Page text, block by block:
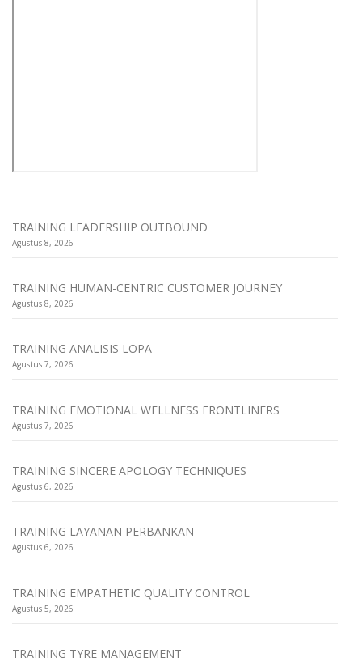
TRAINING LEADERSHIP OUTBOUND
Agustus 8, 2026
TRAINING HUMAN-CENTRIC CUSTOMER JOURNEY
Agustus 8, 2026
TRAINING ANALISIS LOPA
Agustus 7, 2026
TRAINING EMOTIONAL WELLNESS FRONTLINERS
Agustus 7, 2026
TRAINING SINCERE APOLOGY TECHNIQUES
Agustus 6, 2026
TRAINING LAYANAN PERBANKAN
Agustus 6, 2026
TRAINING EMPATHETIC QUALITY CONTROL
Agustus 5, 2026
TRAINING TYRE MANAGEMENT